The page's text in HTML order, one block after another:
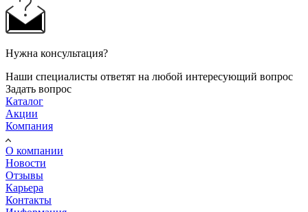
Нужна консультация?
Наши специалисты ответят на любой интересующий вопрос
Задать вопрос
Каталог
Акции
Компания
О компании
Новости
Отзывы
Карьера
Контакты